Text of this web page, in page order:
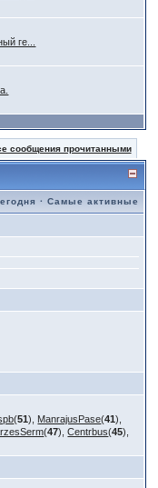
ге...
сообщения прочитанными
·Самые активные
(51), ManrajusPase(41),
(47),Centrbus(45),